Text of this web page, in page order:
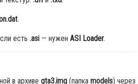
.
есть .asi— нужен ASI Loader.
в архиве gta3.img(папка models) через